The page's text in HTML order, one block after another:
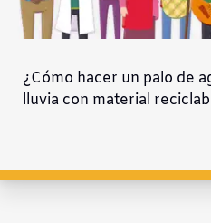
¿Cómo hacer un palo de
lluvia con material